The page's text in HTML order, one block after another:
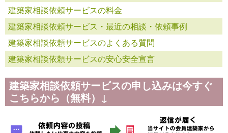
建築家相談依頼サービスの料金
建築家相談依頼サービス・最近の相談・依頼事例
建築家相談依頼サービスのよくある質問
建築家相談依頼サービスの安心安全宣言
建築家相談依頼サービスの申し込みは今すぐ
こちらから（無料）↓